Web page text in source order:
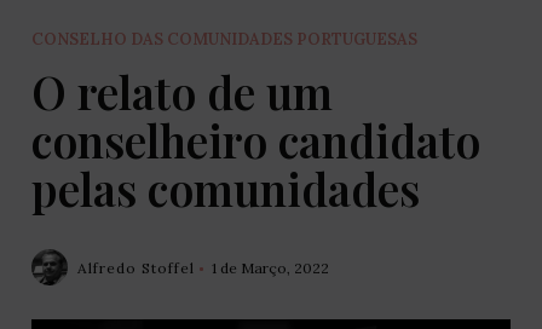
CONSELHO DAS COMUNIDADES PORTUGUESAS
O relato de um
conselheiro candidato
pelas comunidades
Alfredo Stoffel 1 de Março, 2022